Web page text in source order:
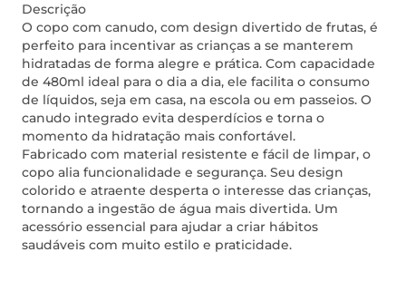
Descrição
O copo com canudo, com design divertido de frutas, é
perfeito para incentivar as crianças a se manterem
hidratadas de forma alegre e prática. Com capacidade
de 480ml ideal para o dia a dia, ele facilita o consumo
de líquidos, seja em casa, na escola ou em passeios. O
canudo integrado evita desperdícios e torna o
momento da hidratação mais confortável.
Fabricado com material resistente e fácil de limpar, o
copo alia funcionalidade e segurança. Seu design
colorido e atraente desperta o interesse das crianças,
tornando a ingestão de água mais divertida. Um
acessório essencial para ajudar a criar hábitos
saudáveis com muito estilo e praticidade.